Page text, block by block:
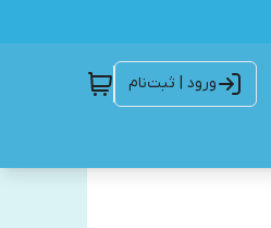
ورود | ثبت‌نام